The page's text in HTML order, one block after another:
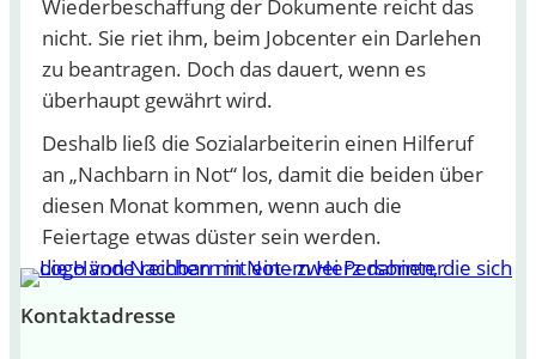
Wiederbeschaffung der Dokumente reicht das
nicht. Sie riet ihm, beim Jobcenter ein Darlehen
zu beantragen. Doch das dauert, wenn es
überhaupt gewährt wird.
Deshalb ließ die Sozialarbeiterin einen Hilferuf
an „Nachbarn in Not“ los, damit die beiden über
diesen Monat kommen, wenn auch die
Feiertage etwas düster sein werden.
Kontaktadresse